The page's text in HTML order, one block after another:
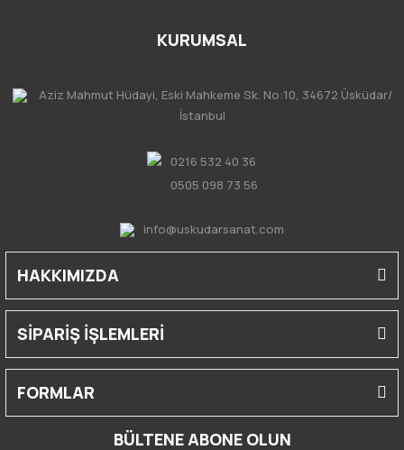
KURUMSAL
Aziz Mahmut Hüdayi, Eski Mahkeme Sk. No:10, 34672 Üsküdar/
İstanbul
0216 532 40 36
0505 098 73 56
info@uskudarsanat.com
HAKKIMIZDA
SİPARİŞ İŞLEMLERİ
FORMLAR
BÜLTENE ABONE OLUN